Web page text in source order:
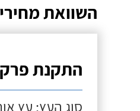
השוואת
התקנת
סוג העץ: עץ